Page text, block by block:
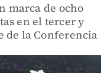
marca de ocho
en el tercer y
de la Conferencia